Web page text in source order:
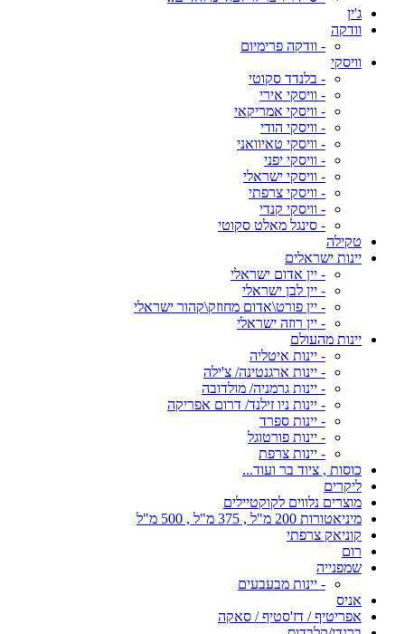
ג'ין
וודקה
- וודקה פרימיום
וויסקי
- בלנדד סקוטי
- וויסקי אירי
- וויסקי אמריקאי
- וויסקי הודי
- וויסקי טאיוואני
- וויסקי יפני
- וויסקי ישראלי
- וויסקי צרפתי
- וויסקי קנדי
- סינגל מאלט סקוטי
טקילה
יינות ישראלים
- יין אדום ישראלי
- יין לבן ישראלי
- יין פורט\אדום מחוזק\קהור ישראלי
- יין רוזה ישראלי
יינות מהעולם
- יינות איטליה
- יינות ארגנטינה/ צ'ילה
- יינות גרמניה/ מולדובה
- יינות ניו זילנד/ דרום אפריקה
- יינות ספרד
- יינות פורטוגל
- יינות צרפת
כוסות , ציוד בר ועוד...
ליקרים
מוצרים נלווים לקוקטיילים
מיניאטורות 200 מ"ל , 375 מ"ל , 500 מ"ל
קוניאק צרפתי
רום
שמפנייה
- יינות מבעבעים
אניס
אפריטיף / דז'סטיף / סאקה